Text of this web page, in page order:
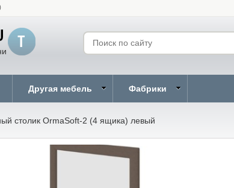
Другая мебель Фабрики
столик OrmaSoft-2 (4 ящика) левый